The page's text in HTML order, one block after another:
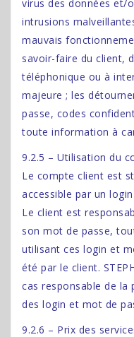
virus des données et/
intrusions
mauvais
savoir-faire du client,
téléphonique ou à
majeure ; les
passe, codes
toute information à
9.2.5 – Utilisation du
Le compte client est
accessible par un
Le client est
son mot de passe,
utilisant ces login et
été par le client.
cas responsable de
des login et mot de
9.2.6 – Prix des